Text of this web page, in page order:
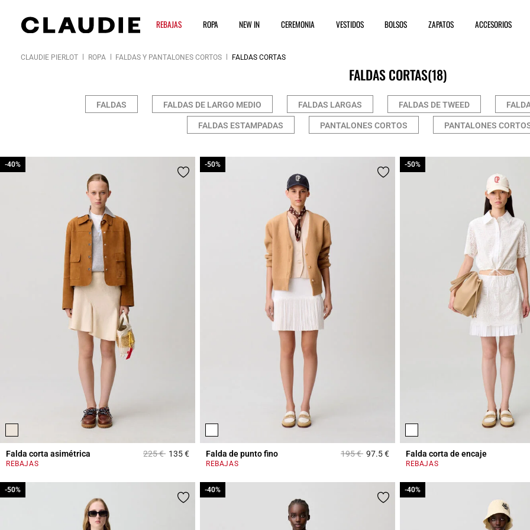
REBAJAS ROPA NEW IN CEREMONIA VESTIDOS BOLSOS ZAPATOS ACCESORIOS
CLAUDIE PIERLOT ROPA FALDAS Y PANTALONES CORTOS FALDAS CORTAS
FALDAS CORTAS(18)
FALDAS FALDAS DE LARGO MEDIO FALDAS LARGAS FALDAS DE TWEED
FALDAS ESTAMPADAS PANTALONES CORTOS PANTALONES
Falda corta asimétrica Price reduced from
225 €to
-40%
135 €3,3 out of 5 Customer Rating
REBAJAS
-40%
Falda de punto fino Price reduced from
195 €to
-50%
97.5 €3,3 out of 5 Customer Rating
REBAJAS
-50%
Falda corta de encaje
-50%
REBAJAS
-50%
-50%
-50% -40%
-40% -40%
-40%